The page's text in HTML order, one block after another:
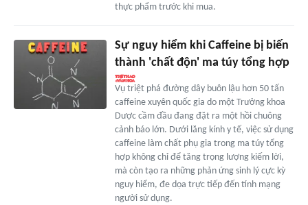
thực phẩm trước khi mua.
Sự nguy hiểm khi Caffeine bị biến
thành 'chất độn' ma túy tổng hợp
Vụ triệt phá đường dây buôn lậu hơn 50 tấn
caffeine xuyên quốc gia do một Trưởng khoa
Dược cầm đầu đang đặt ra một hồi chuông
cảnh báo lớn. Dưới lăng kính y tế, việc sử dụng
caffeine làm chất phụ gia trong ma túy tổng
hợp không chỉ để tăng trọng lượng kiếm lời,
mà còn tạo ra những phản ứng sinh lý cực kỳ
nguy hiểm, đe dọa trực tiếp đến tính mạng
người sử dụng.